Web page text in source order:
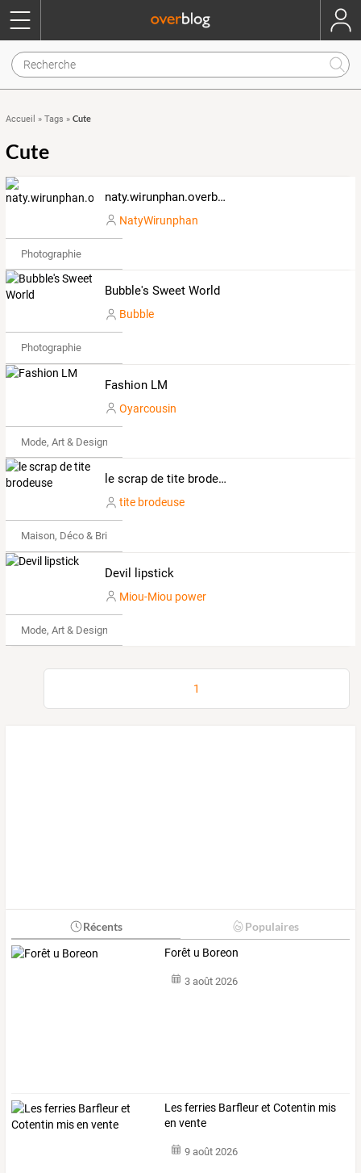
Accueil » Tags » Cute
Cute
naty.wirunphan.overblog.com
NatyWirunphan
Photographie
Bubble's Sweet World
Bubble
Photographie
Fashion LM
Oyarcousin
Mode, Art & Design
le scrap de tite brodeuse
tite brodeuse
Maison, Déco & Bricolage
Devil lipstick
Miou-Miou power
Mode, Art & Design
1
Récents Populaires
Forêt u Boreon
3 août 2026
Les ferries Barfleur et Cotentin mis
en vente
9 août 2026